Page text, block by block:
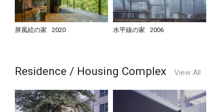
屏風絵の家 2020 水平線の家 2006
Residence / Housing Complex View All